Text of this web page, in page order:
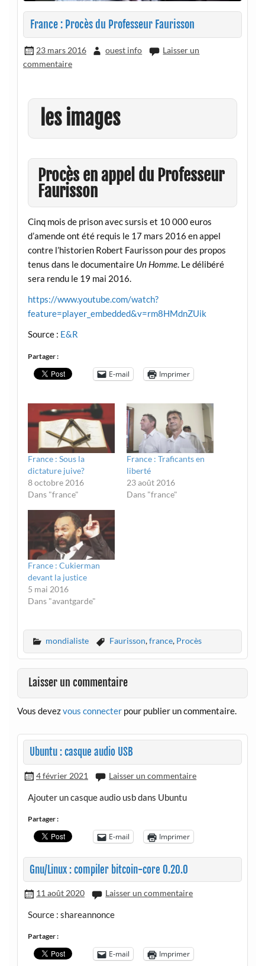
France : Procès du Professeur Faurisson
23 mars 2016 ouest info
Laisser un
commentaire
les images
Procès en appel du Professeur
Faurisson
Cinq mois de prison avec sursis et 10 000 euros
d’amende ont été requis le 17 mars 2016 en appel
contre l’historien Robert Faurisson pour des propos
tenus dans le documentaire Un Homme. Le délibéré
sera rendu le 19 mai 2016.
https://www.youtube.com/watch?
feature=player_embedded&v=rm8HMdnZUik
Source : E&R
Partager :
E-mail Imprimer
France : Sous la
dictature juive?
8 octobre 2016
Dans "france"
France : Traficants en
liberté
23 août 2016
Dans "france"
France : Cukierman
devant la justice
5 mai 2016
Dans "avantgarde"
mondialiste Faurisson,france, Procès
Laisser un commentaire
Vous devezvous connecterpour publier un commentaire.
Ubuntu : casque audio USB
4 février 2021 Laisser un commentaire
Ajouter un casque audio usb dans Ubuntu
Partager :
E-mail Imprimer
Gnu/Linux : compiler bitcoin-core 0.20.0
11 août 2020 Laisser un commentaire
Source : shareannonce
Partager :
E-mail Imprimer